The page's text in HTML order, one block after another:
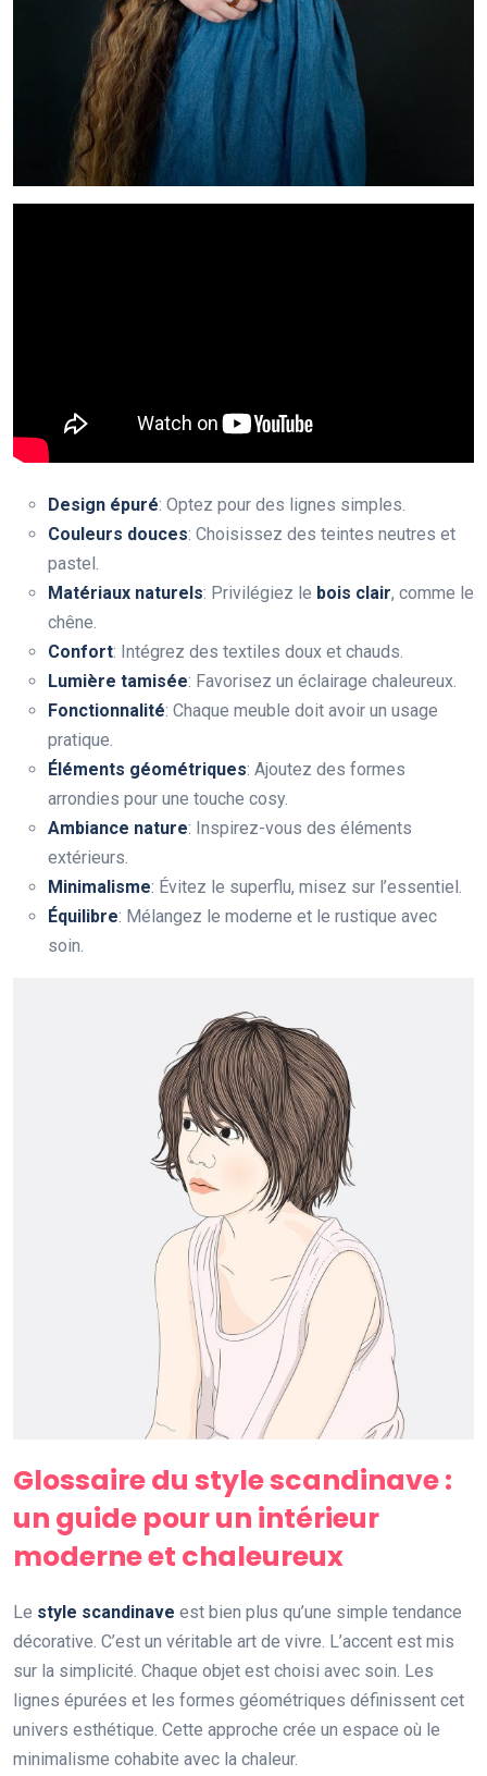
Design épuré: Optez pour des lignes simples.
Couleurs douces: Choisissez des teintes neutres et
pastel.
Matériaux naturels: Privilégiez le bois clair, comme le
chêne.
Confort: Intégrez des textiles doux et chauds.
Lumière tamisée: Favorisez un éclairage chaleureux.
Fonctionnalité: Chaque meuble doit avoir un usage
pratique.
Éléments géométriques: Ajoutez des formes
arrondies pour une touche cosy.
Ambiance nature: Inspirez-vous des éléments
extérieurs.
Minimalisme: Évitez le superflu, misez sur l’essentiel.
Équilibre: Mélangez le moderne et le rustique avec
soin.
Glossaire du style scandinave :
un guide pour un intérieur
moderne et chaleureux
Le style scandinave est bien plus qu’une simple tendance
décorative. C’est un véritable art de vivre. L’accent est mis
sur la simplicité. Chaque objet est choisi avec soin. Les
lignes épurées et les formes géométriques définissent cet
univers esthétique. Cette approche crée un espace où le
minimalisme cohabite avec la chaleur.